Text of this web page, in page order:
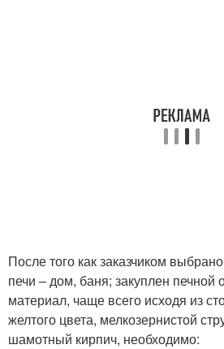
После того как заказчиком
печи – дом, баня; закуплен печной
материал, чаще всего исходя из
желтого цвета, мелкозернистой
шамотный кирпич, необходимо: